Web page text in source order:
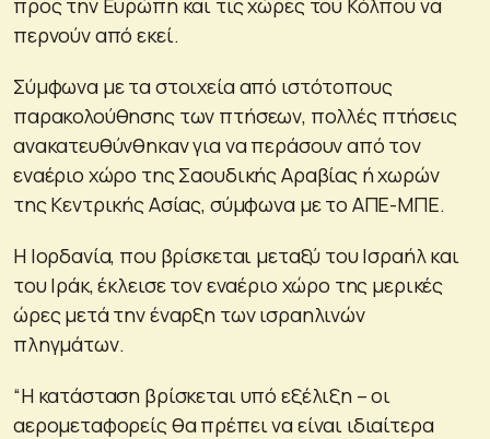
περνούν από εκεί.
Σύμφωνα με τα στοιχεία από ιστότοπους
παρακολούθησης των πτήσεων, πολλές πτήσεις
ανακατευθύνθηκαν για να περάσουν από τον
εναέριο χώρο της Σαουδικής Αραβίας ή χωρών
της Κεντρικής Ασίας, σύμφωνα με το ΑΠΕ-ΜΠΕ.
Η Ιορδανία, που βρίσκεται μεταξύ του Ισραήλ και
του Ιράκ, έκλεισε τον εναέριο χώρο της μερικές
ώρες μετά την έναρξη των ισραηλινών
πληγμάτων.
“Η κατάσταση βρίσκεται υπό εξέλιξη – οι
αερομεταφορείς θα πρέπει να είναι ιδιαίτερα